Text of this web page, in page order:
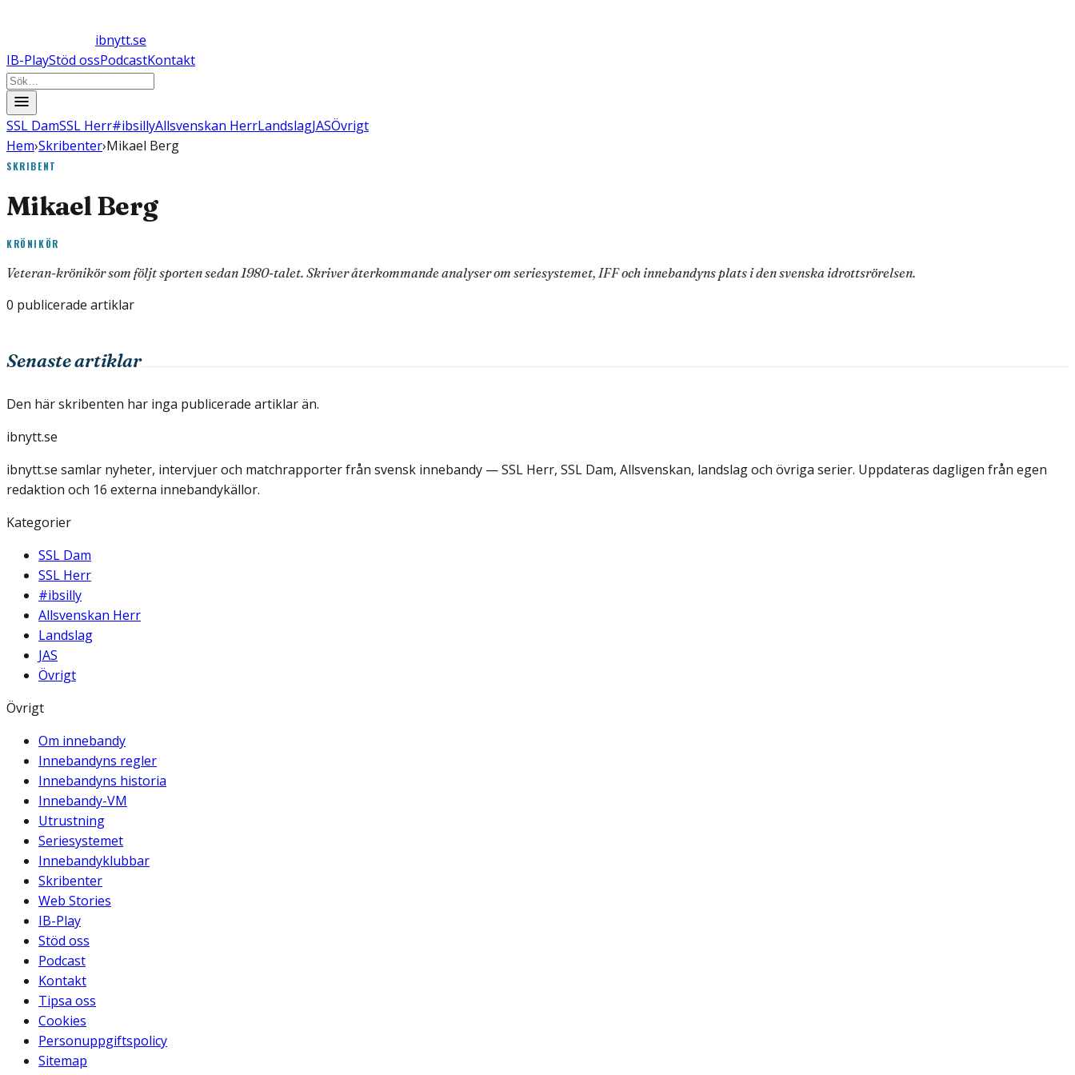
ibnytt.se
IB-PlayStöd ossPodcastKontakt
SSL DamSSL Herr#ibsillyAllsvenskan HerrLandslagJASÖvrigt
Hem›Skribenter›Mikael Berg
SKRIBENT
Mikael Berg
KRÖNIKÖR
Veteran-krönikör som följt sporten sedan 1980-talet. Skriver återkommande analyser om seriesystemet, IFF och innebandyns plats i den svenska idrottsrörelsen.
0 publicerade artiklar
Senaste artiklar
Den här skribenten har inga publicerade artiklar än.
ibnytt.se
ibnytt.se samlar nyheter, intervjuer och matchrapporter från svensk innebandy — SSL Herr, SSL Dam, Allsvenskan, landslag och övriga serier. Uppdateras dagligen från egen
redaktion och 16 externa innebandykällor.
Kategorier
SSL Dam
SSL Herr
#ibsilly
Allsvenskan Herr
Landslag
JAS
Övrigt
Övrigt
Om innebandy
Innebandyns regler
Innebandyns historia
Innebandy-VM
Utrustning
Seriesystemet
Innebandyklubbar
Skribenter
Web Stories
IB-Play
Stöd oss
Podcast
Kontakt
Tipsa oss
Cookies
Personuppgiftspolicy
Sitemap